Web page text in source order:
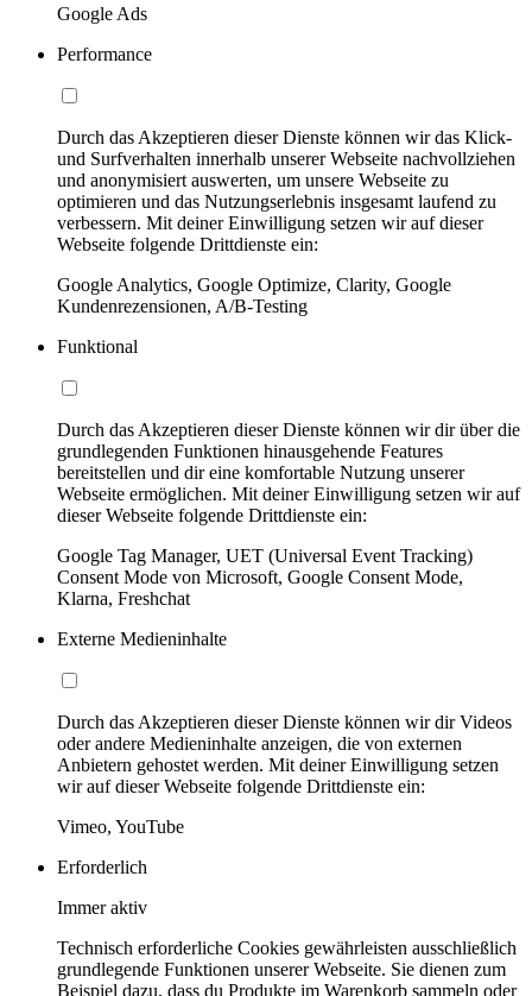
Google Ads
Performance
Durch das Akzeptieren dieser Dienste können wir das Klick-
und Surfverhalten innerhalb unserer Webseite nachvollziehen
und anonymisiert auswerten, um unsere Webseite zu
optimieren und das Nutzungserlebnis insgesamt laufend zu
verbessern. Mit deiner Einwilligung setzen wir auf dieser
Webseite folgende Drittdienste ein:
Google Analytics, Google Optimize, Clarity, Google
Kundenrezensionen, A/B-Testing
Funktional
Durch das Akzeptieren dieser Dienste können wir dir über die
grundlegenden Funktionen hinausgehende Features
bereitstellen und dir eine komfortable Nutzung unserer
Webseite ermöglichen. Mit deiner Einwilligung setzen wir auf
dieser Webseite folgende Drittdienste ein:
Google Tag Manager, UET (Universal Event Tracking)
Consent Mode von Microsoft, Google Consent Mode,
Klarna, Freshchat
Externe Medieninhalte
Durch das Akzeptieren dieser Dienste können wir dir Videos
oder andere Medieninhalte anzeigen, die von externen
Anbietern gehostet werden. Mit deiner Einwilligung setzen
wir auf dieser Webseite folgende Drittdienste ein:
Vimeo, YouTube
Erforderlich
Immer aktiv
Technisch erforderliche Cookies gewährleisten ausschließlich
grundlegende Funktionen unserer Webseite. Sie dienen zum
Beispiel dazu, dass du Produkte im Warenkorb sammeln oder